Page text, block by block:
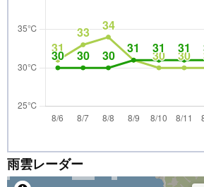
雨雲レーダー